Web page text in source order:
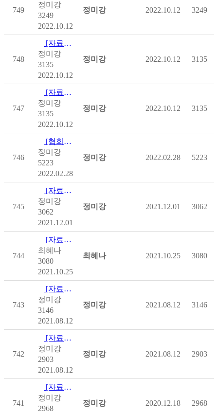
749
정미강
3249
2022.10.12
정미강 2022.10.12 3249
748
[자료집] 2022 제2차 척수플러스 포럼 자료집_더 깊고 풍요로…
정미강
3135
2022.10.12
정미강 2022.10.12 3135
747
[자료집] 2022 제1차 척수플러스 포럼_누구나 누리는 일상
정미강
3135
2022.10.12
정미강 2022.10.12 3135
746
[협회자료] 2021년 척수장애인 욕구실태조사 보고서
정미강
5223
2022.02.28
정미강 2022.02.28 5223
745
[자료집] 제3차 척수플러스 포럼 자료집
정미강
3062
2021.12.01
정미강 2021.12.01 3062
744
[자료집] 아태지역 척수장애인 현황 공유를 위한 컨퍼런스 자료집
최혜나
3080
2021.10.25
최혜나 2021.10.25 3080
743
[자료집] 제2차 척수플러스 포럼 자료집
정미강
3146
2021.08.12
정미강 2021.08.12 3146
742
[자료집] 제1차 척수플러스 포럼 자료집
정미강
2903
2021.08.12
정미강 2021.08.12 2903
741
[자료집] 제3차 척수플러스포럼 발표자료-척수장애인의 병원 내 사…
정미강
2968
정미강 2020.12.18 2968